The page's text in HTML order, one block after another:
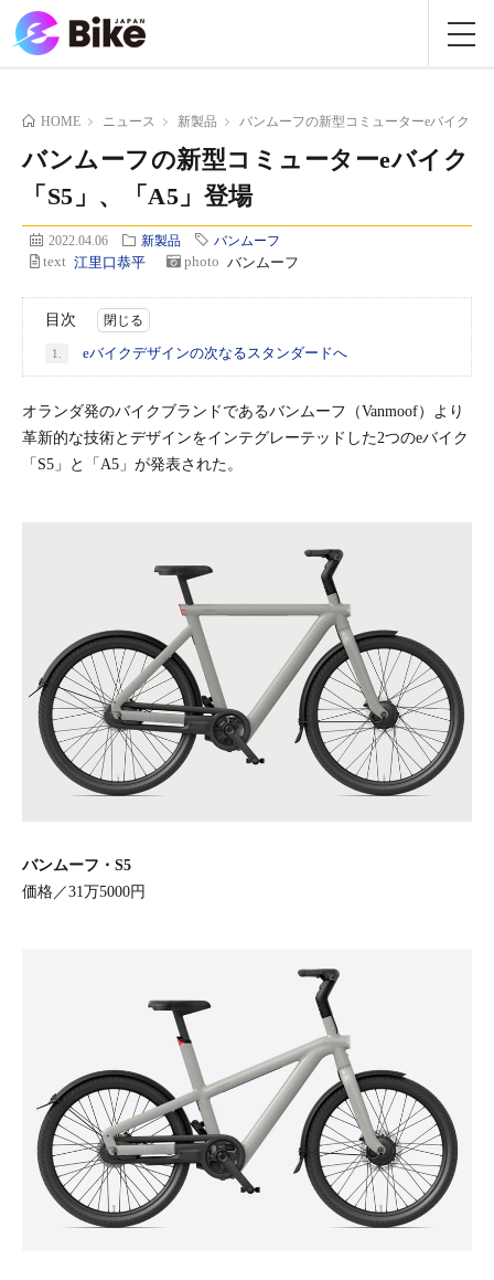
HOME ニュース 新製品 バンムーフの新型コミューターeバイク「
バンムーフの新型コミューターeバイク
「S5」、「A5」登場
2022.04.06 新製品 バンムーフ
text 江里口恭平 photo バンムーフ
目次
1. eバイクデザインの次なるスタンダードへ
オランダ発のバイクブランドであるバンムーフ（Vanmoof）より
革新的な技術とデザインをインテグレーテッドした2つのeバイク
「S5」と「A5」が発表された。
バンムーフ・S5
価格／31万5000円